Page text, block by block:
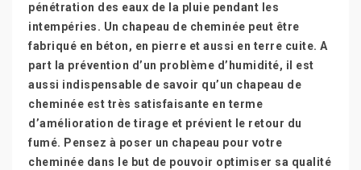
pénétration des eaux de la pluie pendant les
intempéries. Un chapeau de cheminée peut être
fabriqué en béton, en pierre et aussi en terre cuite. A
part la prévention d’un problème d’humidité, il est
aussi indispensable de savoir qu’un chapeau de
cheminée est très satisfaisante en terme
d’amélioration de tirage et prévient le retour du
fumé. Pensez à poser un chapeau pour votre
cheminée dans le but de pouvoir optimiser sa qualité